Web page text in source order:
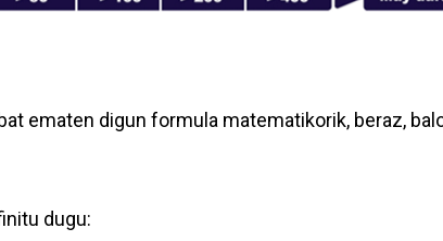
ematen digun formula matematikorik, beraz,
dugu: